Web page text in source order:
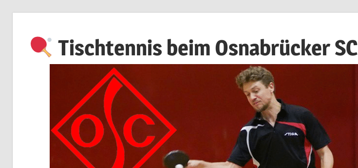
springen
Tischtennis beim Osnabrücker SC